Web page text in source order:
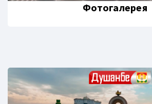
Фотогалерея